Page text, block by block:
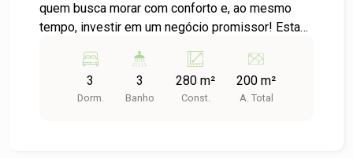
quem busca morar com conforto e, ao mesmo
tempo, investir em um negócio promissor! Esta
movimentada Rua São Joaquim, no coração do
bairro Centro, em São Leopoldo Na parte
superior, você encontra uma casa residencial
3
Dorm.
3
Banho
280 m²
Const.
200 m²
A. Total